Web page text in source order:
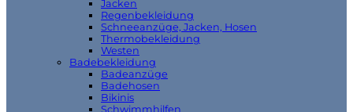
Jacken
Regenbekleidung
Schneeanzüge, Jacken, Hosen
Thermobekleidung
Westen
Badebekleidung
Badeanzüge
Badehosen
Bikinis
Schwimmhilfen